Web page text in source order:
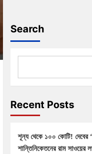
Search
Recent Posts
শূন্য থেকে ১০০ কোটি! দেবের
শান্তিনিকেতনের রাম সাওয়ের